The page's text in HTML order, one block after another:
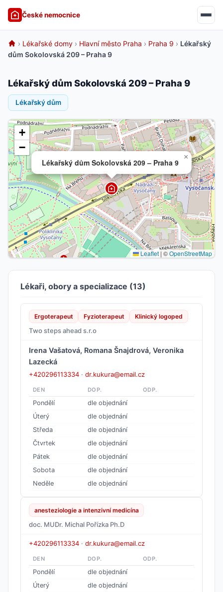
České nemocnice
› Lékařské domy › Hlavní město Praha › Praha 9 › Lékařský
dům Sokolovská 209 – Praha 9
Lékařský dům Sokolovská 209 – Praha 9
Lékařský dům
Lékařský dům Sokolovská 209 – Praha 9
×
+
−
Leaflet |©OpenStreetMap
Lékaři, obory a specializace (13)
Ergoterapeut Fyzioterapeut Klinický logoped
Two steps ahead s.r.o
Irena Vašatová, Romana Šnajdrová, Veronika
Lazecká
+420296113334 · dr.kukura@email.cz
DEN DOP. ODP.
Pondělí
dle objednání
Úterý
dle objednání
Středa
dle objednání
Čtvrtek
dle objednání
Pátek
dle objednání
Sobota
dle objednání
Neděle
dle objednání
anesteziologie a intenzivní medicína
doc. MUDr. Michal Pořízka Ph.D
+420296113334 · dr.kukura@email.cz
DEN DOP. ODP.
Pondělí
dle objednání
Úterý
dle objednání